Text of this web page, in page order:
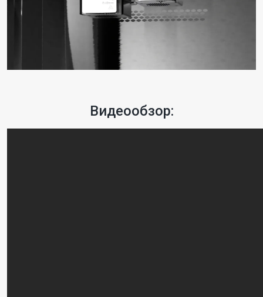
Видеообзор: